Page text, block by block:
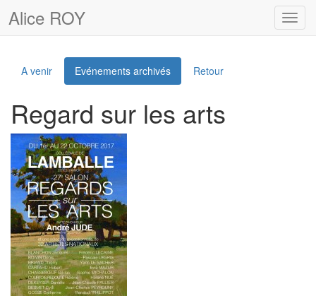
Alice ROY
A venir Evénements archivés Retour
Regard sur les arts